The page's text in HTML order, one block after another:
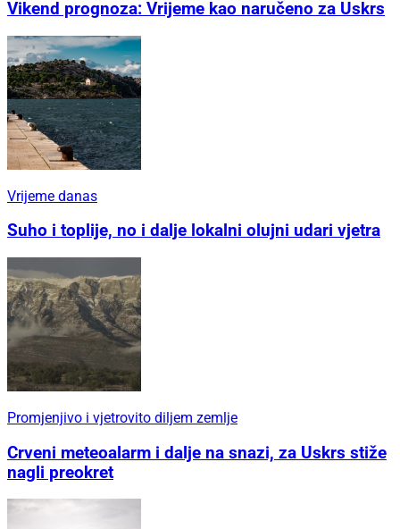
Vikend prognoza: Vrijeme kao naručeno za Uskrs
Vrijeme danas
Suho i toplije, no i dalje lokalni olujni udari vjetra
Promjenjivo i vjetrovito diljem zemlje
Crveni meteoalarm i dalje na snazi, za Uskrs stiže
nagli preokret